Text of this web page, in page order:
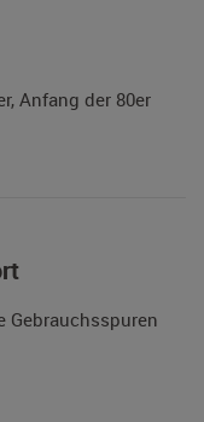
Anfang der 80er
Gebrauchsspuren